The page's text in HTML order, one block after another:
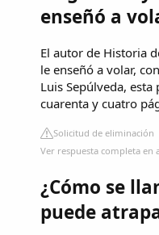
enseñó a
El autor de Historia
le enseñó a volar,
Luis Sepúlveda,
cuarenta y cuatro
Solicitud de eliminación
Ver respuesta completa en
¿Cómo se
puede